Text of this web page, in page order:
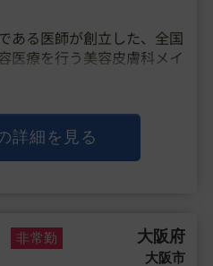
ある医師が創立した、全国
医療を行う美容皮膚科メイ
看板も構えたクリニックづ
待ちも起きるような勢い
・
詳細を見る
非常勤 大阪府
大阪市